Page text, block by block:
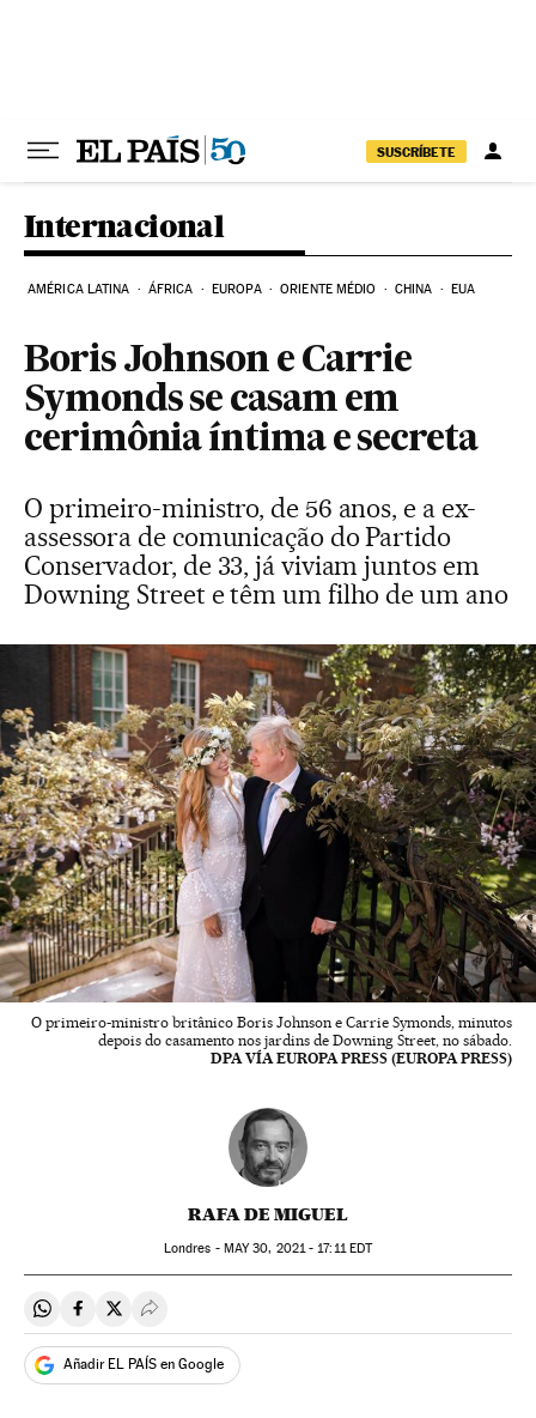
SUSCRÍBETE
Internacional
AMÉRICA LATINA ÁFRICA EUROPA ORIENTE MÉDIO CHINA EUA
Boris Johnson e Carrie
Symonds se casam em
cerimônia íntima e secreta
O primeiro-ministro, de 56 anos, e a ex-
assessora de comunicação do Partido
Conservador, de 33, já viviam juntos em
Downing Street e têm um filho de um ano
O primeiro-ministro britânico Boris Johnson e Carrie Symonds, minutos
depois do casamento nos jardins de Downing Street, no sábado.
DPA VÍA EUROPA PRESS (EUROPA PRESS)
RAFA DE MIGUEL
Londres - MAY30, 2021 - 17:11EDT
Compartir en Whatsapp
Compartir en Facebook
Compartir en Twitter
Desplegar Redes Sociales
Añadir EL PAÍS en Google